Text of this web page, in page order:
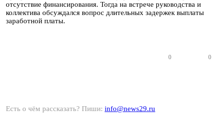
отсутствие финансирования. Тогда на встрече руководства и
коллектива обсуждался вопрос длительных задержек выплаты
заработной платы.
0 0
Есть о чём рассказать? Пиши: info@news29.ru